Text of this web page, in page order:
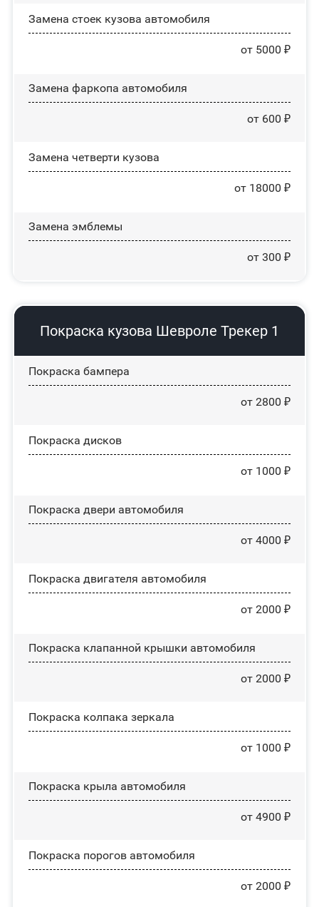
Замена стоек кузова автомобиля
от 5000 ₽
Замена фаркопа автомобиля
от 600 ₽
Замена четверти кузова
от 18000 ₽
Замена эмблемы
от 300 ₽
Покраска кузова Шевроле Трекер 1
Покраска бампера
от 2800 ₽
Покраска дисков
от 1000 ₽
Покраска двери автомобиля
от 4000 ₽
Покраска двигателя автомобиля
от 2000 ₽
Покраска клапанной крышки автомобиля
от 2000 ₽
Покраска колпака зеркала
от 1000 ₽
Покраска крыла автомобиля
от 4900 ₽
Покраска порогов автомобиля
от 2000 ₽